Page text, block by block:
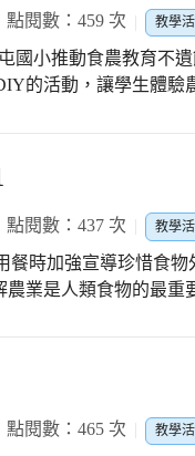
點閱數：459 次 教學
國小推動食農教育不
的活動，讓學生體驗
桌到農場，建立健康的
點閱數：437 次 教學
餐時加強宣導珍惜食物
業是人類食物的最重
的食農教育，更顯出
點閱數：465 次 教學